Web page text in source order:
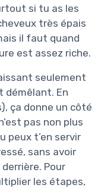
si tu as les
très épais
il faut quand
est assez riche.
seulement
démêlant. En
ça donne un côté
pas non plus
peux t’en servir
sans avoir
Pour
les étapes,